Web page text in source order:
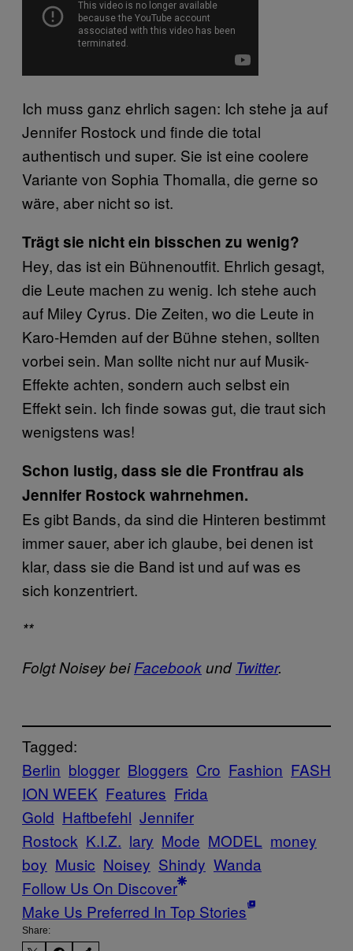
Ich muss ganz ehrlich sagen: Ich stehe ja auf
Jennifer Rostock und finde die total
authentisch und super. Sie ist eine coolere
Variante von Sophia Thomalla, die gerne so
wäre, aber nicht so ist.
Trägt sie nicht ein bisschen zu wenig?
Hey, das ist ein Bühnenoutfit. Ehrlich gesagt,
die Leute machen zu wenig. Ich stehe auch
auf Miley Cyrus. Die Zeiten, wo die Leute in
Karo-Hemden auf der Bühne stehen, sollten
vorbei sein. Man sollte nicht nur auf Musik-
Effekte achten, sondern auch selbst ein
Effekt sein. Ich finde sowas gut, die traut sich
wenigstens was!
Schon lustig, dass sie die Frontfrau als
Jennifer Rostock wahrnehmen.
Es gibt Bands, da sind die Hinteren bestimmt
immer sauer, aber ich glaube, bei denen ist
klar, dass sie die Band ist und auf was es
sich konzentriert.
**
Folgt Noisey beiFacebookund Twitter.
Tagged:
Berlin blogger Bloggers Cro Fashion FASH
ION WEEK Features Frida
Gold Haftbefehl Jennifer
Rostock K.I.Z. lary Mode MODEL money
boy Music Noisey Shindy Wanda
Follow Us On Discover
Make Us Preferred In Top Stories
Share: